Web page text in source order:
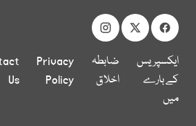
ایکسپریس
کے بارے
میں
ضابطہ
اخلاق
Privacy
Policy
Us